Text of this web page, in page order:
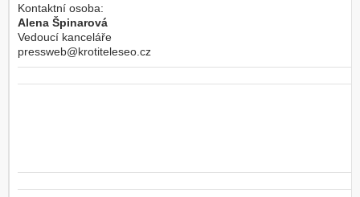
Kontaktní osoba:
Alena Špinarová
Vedoucí kanceláře
pressweb@krotiteleseo.cz